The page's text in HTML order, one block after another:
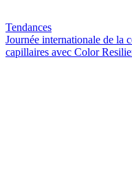
Tendances
Journée internationale de la
capillaires avec Color